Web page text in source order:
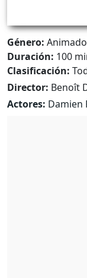
Género: Animado
Duración: 100
Clasificación:
Director: Benoît
Actores: Damien